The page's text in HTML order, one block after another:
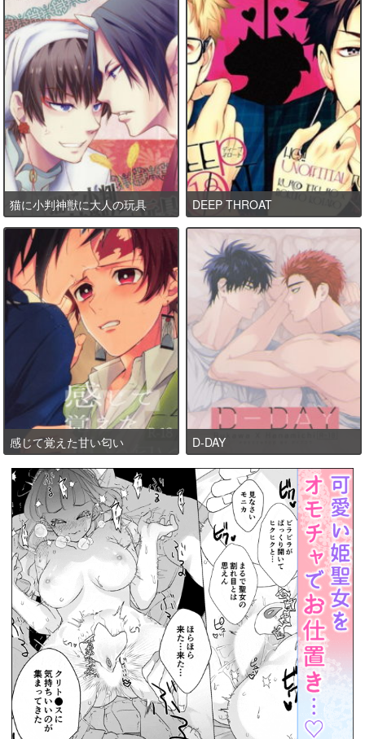
猫に小判神獣に大人の玩具 DEEP THROAT
感じて覚えた甘い匂い D-DAY